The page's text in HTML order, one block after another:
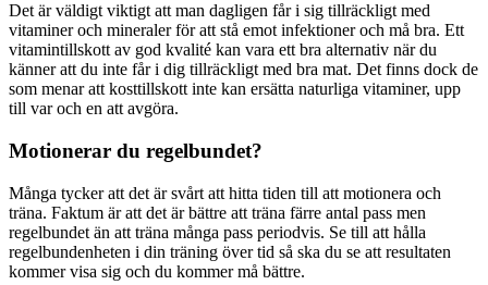
Det är väldigt viktigt att man dagligen får i sig tillräckligt med
vitaminer och mineraler för att stå emot infektioner och må bra. Ett
vitamintillskott av god kvalité kan vara ett bra alternativ när du
känner att du inte får i dig tillräckligt med bra mat. Det finns dock de
som menar att kosttillskott inte kan ersätta naturliga vitaminer, upp
till var och en att avgöra.
Motionerar du regelbundet?
Många tycker att det är svårt att hitta tiden till att motionera och
träna. Faktum är att det är bättre att träna färre antal pass men
regelbundet än att träna många pass periodvis. Se till att hålla
regelbundenheten i din träning över tid så ska du se att resultaten
kommer visa sig och du kommer må bättre.